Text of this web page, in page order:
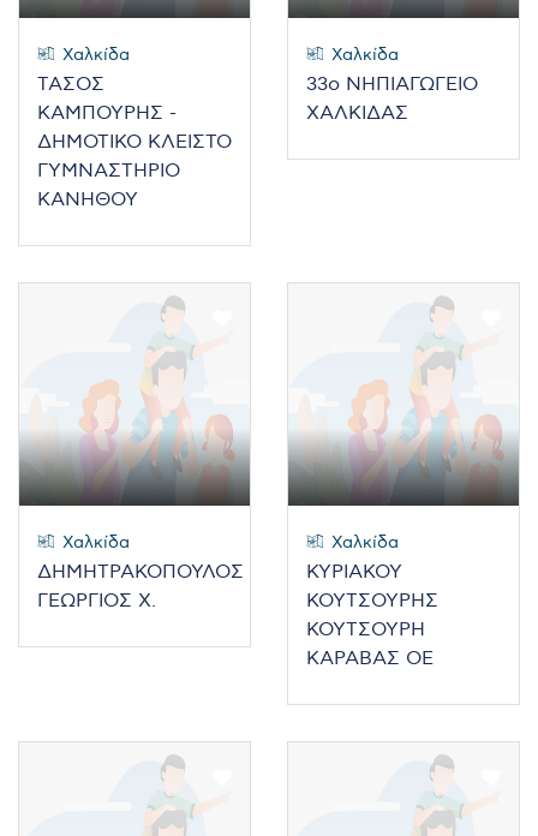
Χαλκίδα
ΤΑΣΟΣ
ΚΑΜΠΟΥΡΗΣ -
ΔΗΜΟΤΙΚΟ ΚΛΕΙΣΤΟ
ΓΥΜΝΑΣΤΗΡΙΟ
ΚΑΝΗΘΟΥ
Χαλκίδα
33ο ΝΗΠΙΑΓΩΓΕΙΟ
ΧΑΛΚΙΔΑΣ
Χαλκίδα
ΔΗΜΗΤΡΑΚΟΠΟΥΛΟΣ
ΓΕΩΡΓΙΟΣ Χ.
Χαλκίδα
ΚΥΡΙΑΚΟΥ
ΚΟΥΤΣΟΥΡΗΣ
ΚΟΥΤΣΟΥΡΗ
ΚΑΡΑΒΑΣ ΟΕ